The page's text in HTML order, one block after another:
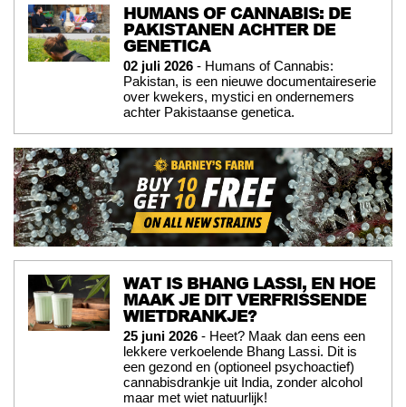
HUMANS OF CANNABIS: DE
PAKISTANEN ACHTER DE
GENETICA
02 juli 2026 - Humans of Cannabis:
Pakistan, is een nieuwe documentaireserie
over kwekers, mystici en ondernemers
achter Pakistaanse genetica.
WAT IS BHANG LASSI, EN HOE
MAAK JE DIT VERFRISSENDE
WIETDRANKJE?
25 juni 2026 - Heet? Maak dan eens een
lekkere verkoelende Bhang Lassi. Dit is
een gezond en (optioneel psychoactief)
cannabisdrankje uit India, zonder alcohol
maar met wiet natuurlijk!